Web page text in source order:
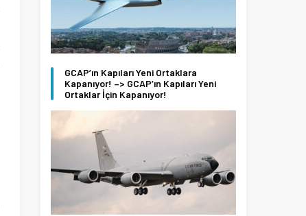
GCAP’ın Kapıları Yeni Ortaklara
Kapanıyor! –> GCAP’ın Kapıları Yeni
Ortaklar İçin Kapanıyor!